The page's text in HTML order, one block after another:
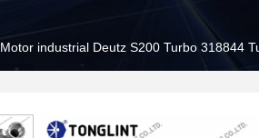
Motor industrial Deutz S200 Turbo 318844